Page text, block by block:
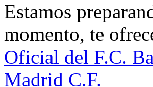
Estamos
momento, te
Oficial del F.C.
Madrid C.F.